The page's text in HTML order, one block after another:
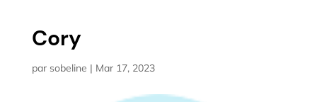
Cory
par sobeline | Mar 17, 2023